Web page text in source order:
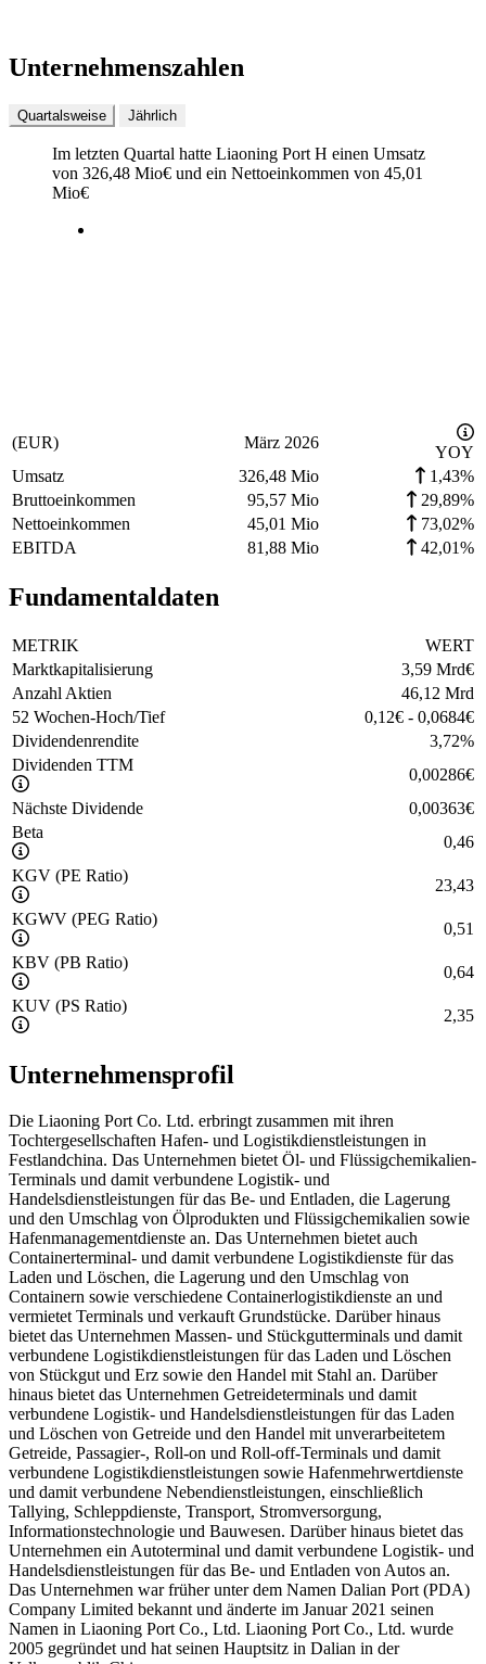
Unternehmenszahlen
Quartalsweise Jährlich
Im letzten Quartal hatte Liaoning Port H einen Umsatz
von 326,48 Mio€ und ein Nettoeinkommen von 45,01
Mio€
(EUR) März 2026
YOY
Umsatz
326,48 Mio
1,43%
Bruttoeinkommen
95,57 Mio
29,89%
Nettoeinkommen
45,01 Mio
73,02%
EBITDA
81,88 Mio 42,01%
Fundamentaldaten
METRIK
WERT
Marktkapitalisierung
3,59 Mrd€
Anzahl Aktien
46,12 Mrd
52 Wochen-Hoch/Tief
0,12€ - 0,0684€
Dividendenrendite
3,72%
Dividenden TTM
0,00286€
Nächste Dividende
0,00363€
Beta
0,46
KGV (PE Ratio)
23,43
KGWV (PEG Ratio)
0,51
KBV (PB Ratio)
0,64
KUV (PS Ratio)
2,35
Unternehmensprofil
Die Liaoning Port Co. Ltd. erbringt zusammen mit ihren
Tochtergesellschaften Hafen- und Logistikdienstleistungen in
Festlandchina. Das Unternehmen bietet Öl- und Flüssigchemikalien-
Terminals und damit verbundene Logistik- und
Handelsdienstleistungen für das Be- und Entladen, die Lagerung
und den Umschlag von Ölprodukten und Flüssigchemikalien sowie
Hafenmanagementdienste an. Das Unternehmen bietet auch
Containerterminal- und damit verbundene Logistikdienste für das
Laden und Löschen, die Lagerung und den Umschlag von
Containern sowie verschiedene Containerlogistikdienste an und
vermietet Terminals und verkauft Grundstücke. Darüber hinaus
bietet das Unternehmen Massen- und Stückgutterminals und damit
verbundene Logistikdienstleistungen für das Laden und Löschen
von Stückgut und Erz sowie den Handel mit Stahl an. Darüber
hinaus bietet das Unternehmen Getreideterminals und damit
verbundene Logistik- und Handelsdienstleistungen für das Laden
und Löschen von Getreide und den Handel mit unverarbeitetem
Getreide, Passagier-, Roll-on und Roll-off-Terminals und damit
verbundene Logistikdienstleistungen sowie Hafenmehrwertdienste
und damit verbundene Nebendienstleistungen, einschließlich
Tallying, Schleppdienste, Transport, Stromversorgung,
Informationstechnologie und Bauwesen. Darüber hinaus bietet das
Unternehmen ein Autoterminal und damit verbundene Logistik- und
Handelsdienstleistungen für das Be- und Entladen von Autos an.
Das Unternehmen war früher unter dem Namen Dalian Port (PDA)
Company Limited bekannt und änderte im Januar 2021 seinen
Namen in Liaoning Port Co., Ltd. Liaoning Port Co., Ltd. wurde
2005 gegründet und hat seinen Hauptsitz in Dalian in der